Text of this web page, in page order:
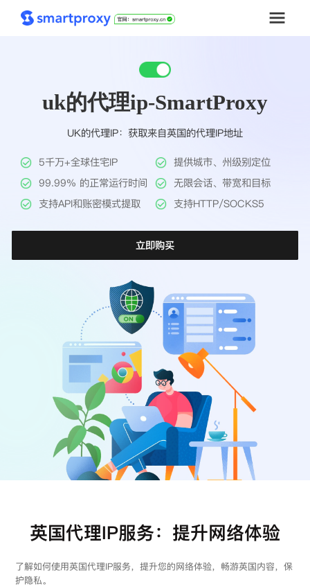
套餐购买
工具
帮助中心
uk的代理ip-SmartProxy
UK的代理IP：获取来自英国的代理IP地址
5千万+全球住宅IP
提供城市、州级别定位
99.99% 的正常运行时间
无限会话、带宽和目标
支持API和账密模式提取
支持HTTP/SOCKS5
立即购买
英国代理IP服务：提升网络体验
了解如何使用英国代理IP服务，提升您的网络体验，畅游英国内容，保
护隐私。